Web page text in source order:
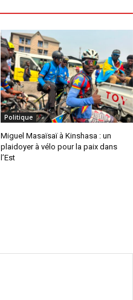
Politique
Miguel Masaïsaï à Kinshasa : un
plaidoyer à vélo pour la paix dans
l’Est